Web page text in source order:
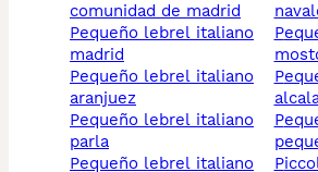
comunidad de madrid
pequeño lebrel italiano
madrid
pequeño lebrel italiano
aranjuez
pequeño lebrel italiano
parla
pequeño lebrel italiano
pequeño lebrel italiano
pequeño lebrel italiano
pequeño lebrel italiano